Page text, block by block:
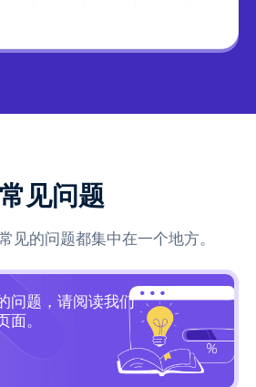
常见问题
见的问题都集中在一个地方。
问题，请阅读我们
。